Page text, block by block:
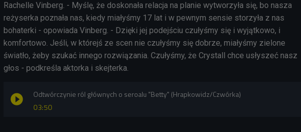
Rachelle Vinberg. - Myślę, że doskonała relacja na planie wytworzyła się, bo nasza
reżyserka poznała nas, kiedy miałyśmy 17 lat i w pewnym sensie storzyła z nas
bohaterki - opowiada Vinberg. - Dzięki jej podejściu czułyśmy się i wyjątkowo, i
komfortowo. Jeśli, w którejś ze scen nie czułyśmy się dobrze, miałyśmy zielone
światło, żeby szukać innego rozwiązania. Czułyśmy, że Crystall chce usłyszeć nasz
głos - podkreśla aktorka i skejterka.
03:50
Odtwórczynie ról głównych o seroalu "Betty" (Hrapkowidz/Czwórka)